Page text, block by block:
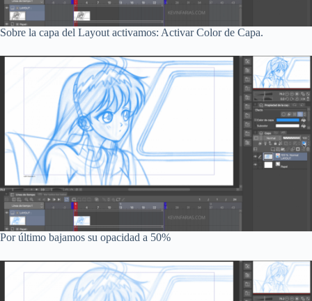
Sobre la capa del Layout activamos: Activar Color de Capa.
Por último bajamos su opacidad a 50%